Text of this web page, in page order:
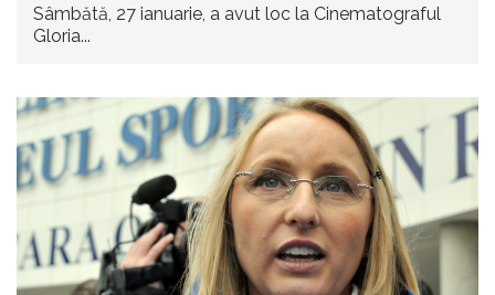
Sâmbătă, 27 ianuarie, a avut loc la Cinematograful
Gloria...